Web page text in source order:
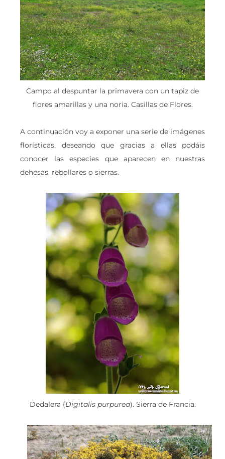
Campo al despuntar la primavera con un tapiz de
flores amarillas y una noria. Casillas de Flores.
A continuación voy a exponer una serie de imágenes
florísticas, deseando que gracias a ellas podáis
conocer las especies que aparecen en nuestras
dehesas, rebollares o sierras.
Dedalera (Digitalis purpurea). Sierra de Francia.